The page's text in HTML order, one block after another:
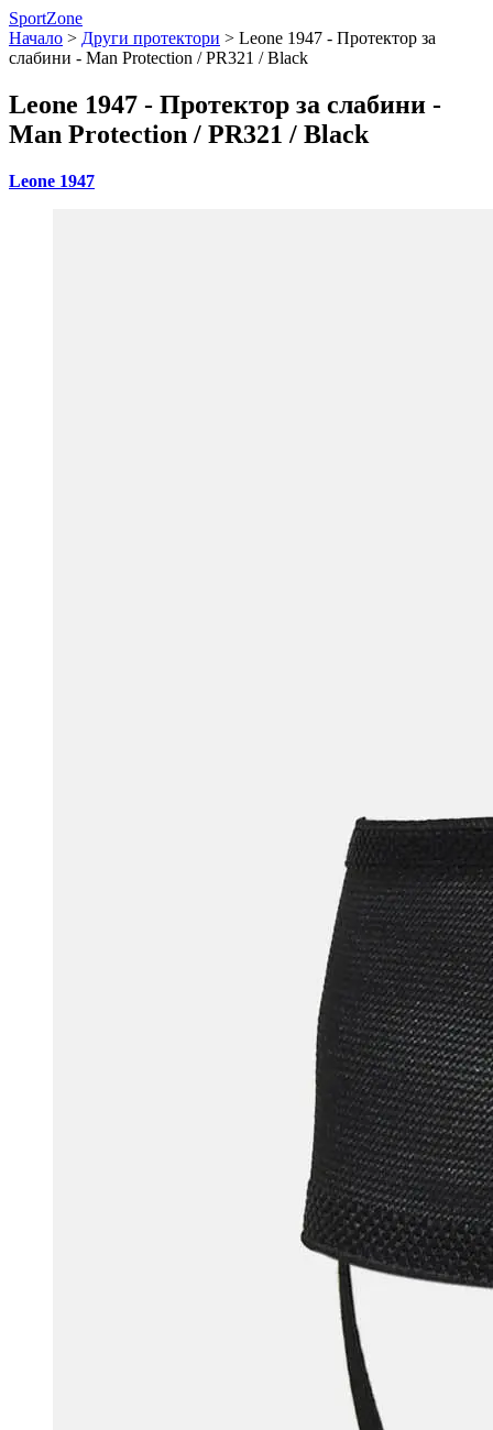
SportZone
Начало > Други протектори > Leone 1947 - Протектор за
слабини - Man Protection / PR321 / Black
Leone 1947 - Протектор за слабини -
Man Protection / PR321 / Black
Leone 1947